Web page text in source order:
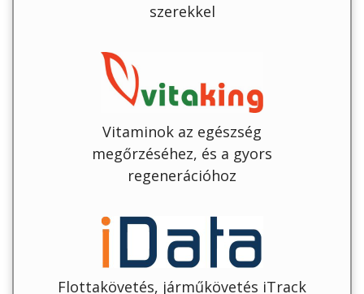
szerekkel
Vitaminok az egészség
megőrzéséhez, és a gyors
regenerációhoz
Flottakövetés, járműkövetés iTrack